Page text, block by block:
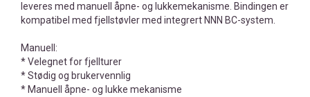
leveres med manuell åpne- og lukkemekanisme. Bindingen er
kompatibel med fjellstøvler med integrert NNN BC-system.
Manuell:
* Velegnet for fjellturer
* Stødig og brukervennlig
* Manuell åpne- og lukke mekanisme